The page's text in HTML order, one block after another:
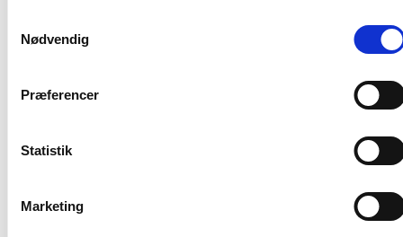
Nødvendig
Præferencer
Statistik
Marketing